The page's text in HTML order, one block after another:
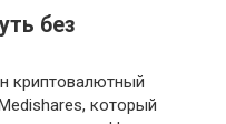
без
криптовалютный
который